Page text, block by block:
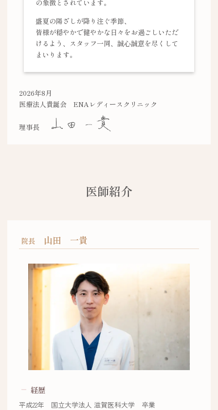
の象徴とされています。
盛夏の陽ざしが降り注ぐ季節、
皆様が穏やかで健やかな日々をお過ごしいただ
けるよう、スタッフ一同、誠心誠意を尽くして
まいります。
2026年8月
医療法人貴誕会 ENAレディースクリニック
理事長
医師紹介
院長 山田 一貴
経歴
平成22年 国立大学法人 滋賀医科大学 卒業